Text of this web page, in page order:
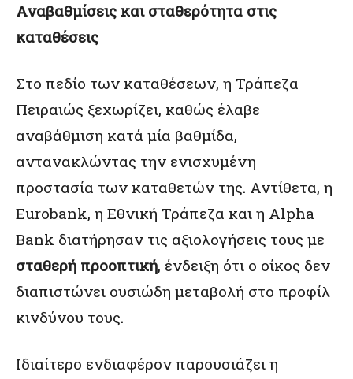
Αναβαθμίσεις και σταθερότητα στις
καταθέσεις
Στο πεδίο των καταθέσεων, η Τράπεζα
Πειραιώς ξεχωρίζει, καθώς έλαβε
αναβάθμιση κατά μία βαθμίδα,
αντανακλώντας την ενισχυμένη
προστασία των καταθετών της. Αντίθετα, η
Eurobank, η Εθνική Τράπεζα και η Alpha
Bank διατήρησαν τις αξιολογήσεις τους με
σταθερή προοπτική, ένδειξη ότι ο οίκος δεν
διαπιστώνει ουσιώδη μεταβολή στο προφίλ
κινδύνου τους.
Ιδιαίτερο ενδιαφέρον παρουσιάζει η